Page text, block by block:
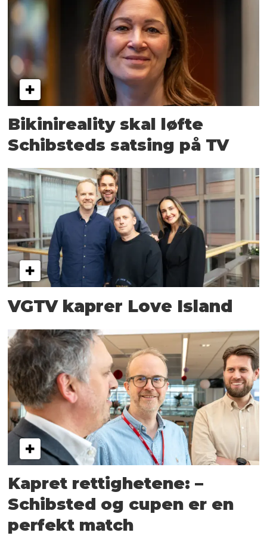
Bikinireality skal løfte
Schibsteds satsing på TV
VGTV kaprer Love Island
Kapret rettighetene: –
Schibsted og cupen er en
perfekt match